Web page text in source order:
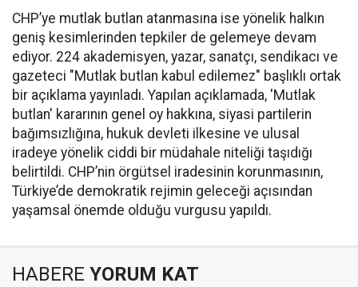
CHP’ye mutlak butlan atanmasına ise yönelik halkın
geniş kesimlerinden tepkiler de gelemeye devam
ediyor. 224 akademisyen, yazar, sanatçı, sendikacı ve
gazeteci "Mutlak butlan kabul edilemez" başlıklı ortak
bir açıklama yayınladı. Yapılan açıklamada, 'Mutlak
butlan' kararının genel oy hakkına, siyasi partilerin
bağımsızlığına, hukuk devleti ilkesine ve ulusal
iradeye yönelik ciddi bir müdahale niteliği taşıdığı
belirtildi. CHP’nin örgütsel iradesinin korunmasının,
Türkiye’de demokratik rejimin geleceği açısından
yaşamsal önemde olduğu vurgusu yapıldı.
HABERE YORUM KAT